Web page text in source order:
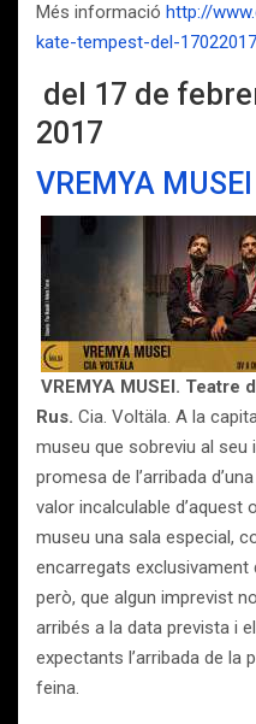
Més informació http://
kate-tempest-del-
del 17 de
2017
VREMYA MUSEI
VREMYA MUSEI. Teatre
Rus. Cia. Voltäla. A la
museu que sobreviu al
promesa de l’arribada
valor incalculable d’aquest
museu una sala especial,
encarregats exclusivament
però, que algun imprevist
arribés a la data prevista i
expectants l’arribada de la
feina.